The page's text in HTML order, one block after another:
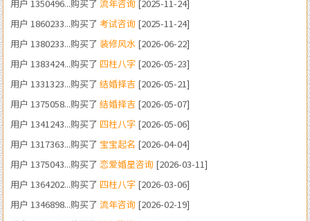
用户 1380233...购买了 装修风水 [2026-06-22]
用户 1383424...购买了 四柱八字 [2026-05-23]
用户 1331323...购买了 结婚择吉 [2026-05-21]
用户 1375058...购买了 结婚择吉 [2026-05-07]
用户 1341243...购买了 四柱八字 [2026-05-06]
用户 1317363...购买了 宝宝起名 [2026-04-04]
用户 1375043...购买了 恋爱婚星咨询[2026-03-11]
用户 1364202...购买了 四柱八字 [2026-03-06]
用户 1346898...购买了 流年咨询[2026-02-19]
用户 1572989...购买了 流年咨询 [2026-02-04]
用户 1352769...购买了 搬迁进宅择吉[2025-12-29]